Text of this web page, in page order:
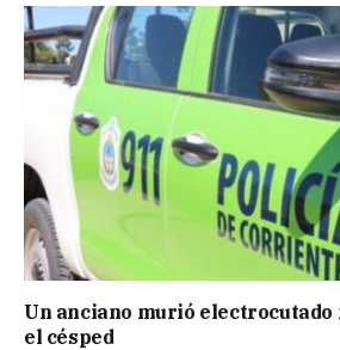
Un anciano murió
el césped